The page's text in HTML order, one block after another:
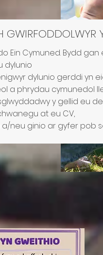
GWIRFODDOLWYR
Ein Cymuned. Bydd
dylunio
dylunio gerddi yn
a phrydau cymunedol
y gellid eu
at eu CV,
neu ginio ar gyfer pob